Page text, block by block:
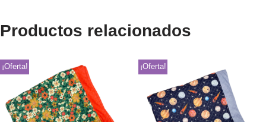
Productos relacionados
¡Oferta! ¡Oferta!